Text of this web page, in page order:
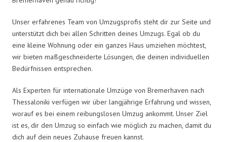
Unser erfahrenes Team von Umzugsprofis steht dir zur Seite und
unterstützt dich bei allen Schritten deines Umzugs. Egal ob du
eine kleine Wohnung oder ein ganzes Haus umziehen möchtest,
wir bieten maßgeschneiderte Lösungen, die deinen individuellen
Bedürfnissen entsprechen.
Als Experten für internationale Umzüge von Bremerhaven nach
Thessaloniki verfügen wir über langjährige Erfahrung und wissen,
worauf es bei einem reibungslosen Umzug ankommt. Unser Ziel
ist es, dir den Umzug so einfach wie möglich zu machen, damit du
dich auf dein neues Zuhause freuen kannst.